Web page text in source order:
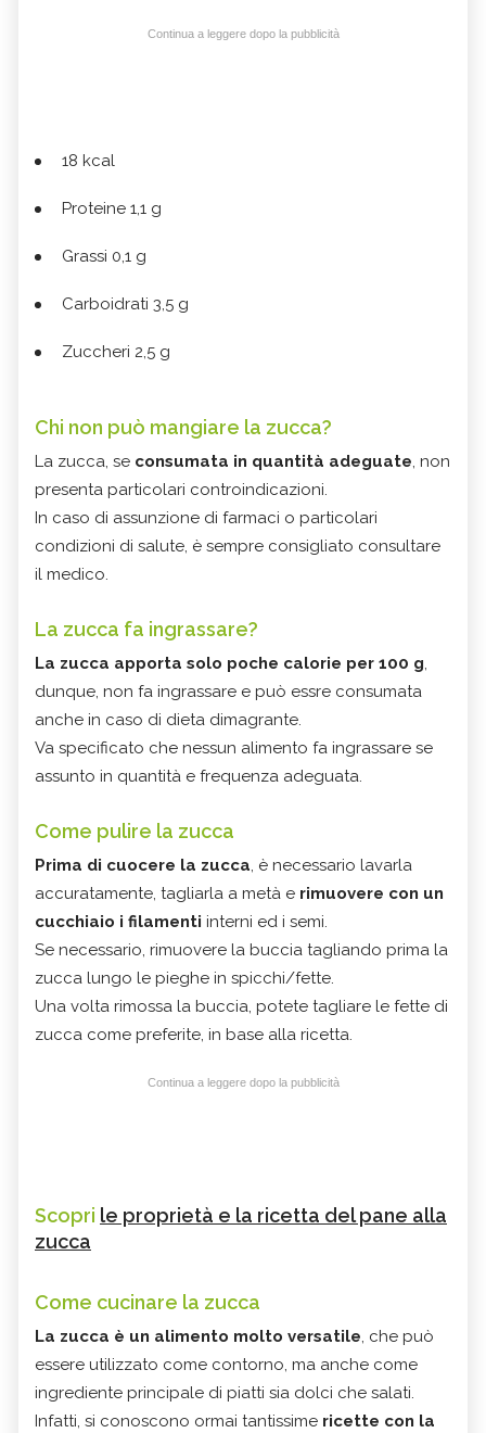
Continua a leggere dopo la pubblicità
18 kcal
Proteine 1,1 g
Grassi 0,1 g
Carboidrati 3,5 g
Zuccheri 2,5 g
Chi non può mangiare la zucca?
La zucca, se consumata in quantità adeguate, non
presenta particolari controindicazioni.
In caso di assunzione di farmaci o particolari
condizioni di salute, è sempre consigliato consultare
il medico.
La zucca fa ingrassare?
La zucca apporta solo poche calorie per 100 g,
dunque, non fa ingrassare e può essre consumata
anche in caso di dieta dimagrante.
Va specificato che nessun alimento fa ingrassare se
assunto in quantità e frequenza adeguata.
Come pulire la zucca
Prima di cuocere la zucca, è necessario lavarla
accuratamente, tagliarla a metà e rimuovere con un
cucchiaio i filamenti interni ed i semi.
Se necessario, rimuovere la buccia tagliando prima la
zucca lungo le pieghe in spicchi/fette.
Una volta rimossa la buccia, potete tagliare le fette di
zucca come preferite, in base alla ricetta.
Continua a leggere dopo la pubblicità
Scopri le proprietà e la ricetta del pane alla
zucca
Come cucinare la zucca
La zucca è un alimento molto versatile, che può
essere utilizzato come contorno, ma anche come
ingrediente principale di piatti sia dolci che salati.
Infatti, si conoscono ormai tantissime ricette con la